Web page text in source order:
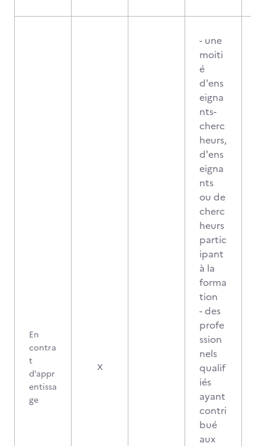
En
contra
t
d’appr
entissa
ge
X
- une
moiti
é
d'ens
eigna
nts-
cherc
heurs,
d'ens
eigna
nts
ou de
cherc
heurs
partic
ipant
à la
forma
tion
- des
profe
ssion
nels
qualif
iés
ayant
contri
bué
aux